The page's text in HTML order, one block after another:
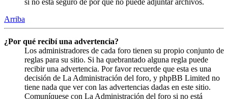
Arriba
¿Por qué recibí una advertencia?
Los administradores de cada foro tienen su propio conjunto de
reglas para su sitio. Si ha quebrantado alguna regla puede
recibir una advertencia. Por favor recuerde que esta es una
decisión de La Administración del foro, y phpBB Limited no
tiene nada que ver con las advertencias dadas en este sitio.
Comuníquese con La Administración del foro si no está